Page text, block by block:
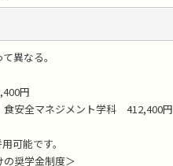
異なる。
円
食安全マネジメント学科 412,400円
可能です。
奨学金制度＞